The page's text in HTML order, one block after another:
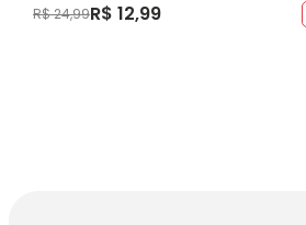
R$ 24,99R$ 12,99